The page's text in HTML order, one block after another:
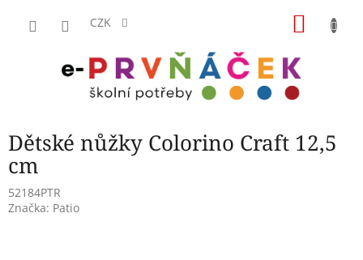
CZK
Dětské nůžky Colorino Craft 12,5
cm
52184PTR
Značka: Patio